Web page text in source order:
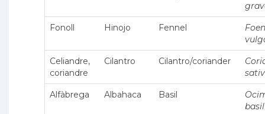
Fonoll Hinojo Fennel
Celiandre,
coriandre
Cilantro Cilantro/coriander
Alfàbrega Albahaca Basil